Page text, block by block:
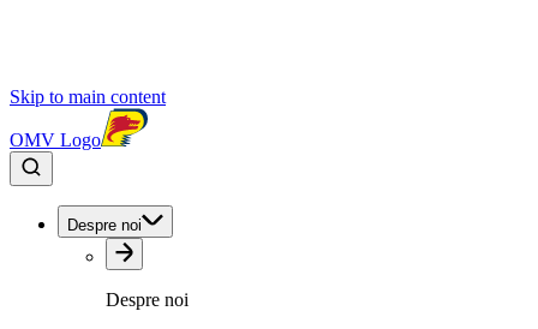
Skip to main content
OMV Logo
Despre noi
Despre noi